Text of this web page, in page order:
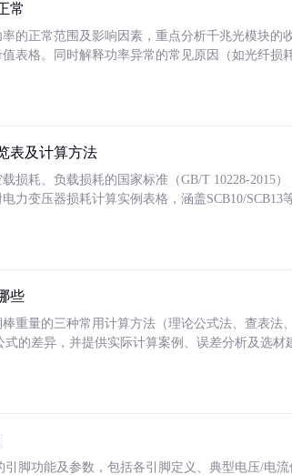
常
的正常范围及影响因素，重点分析千兆光模块的
表格。同时解释功率异常的常见原因（如光纤损
表及计算方法
损耗、负载损耗的国家标准（GB/T 10228-2015
力变压器损耗计算实例表格，涵盖SCB10/
些
重量的三种常用计算方法（理论公式法、查表法
式的差异，并提供实际计算案例、误差分析及选
引脚功能及参数，包括各引脚定义、典型电压/电